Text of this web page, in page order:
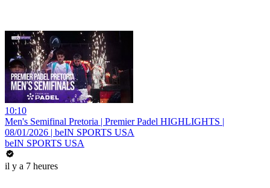
10:10
Men's Semifinal Pretoria | Premier Padel HIGHLIGHTS |
08/01/2026 | beIN SPORTS USA
beIN SPORTS USA
il y a 7 heures